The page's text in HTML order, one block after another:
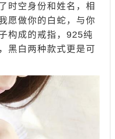
时空身份和姓名，相
愿做你的白蛇，与你
构成的戒指，925纯
黑白两种款式更是可